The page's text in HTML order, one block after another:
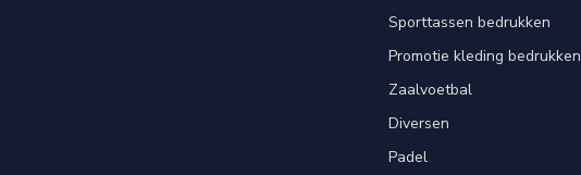
Sporttassen bedrukken
Promotie kleding bedrukken
Zaalvoetbal
Diversen
Padel